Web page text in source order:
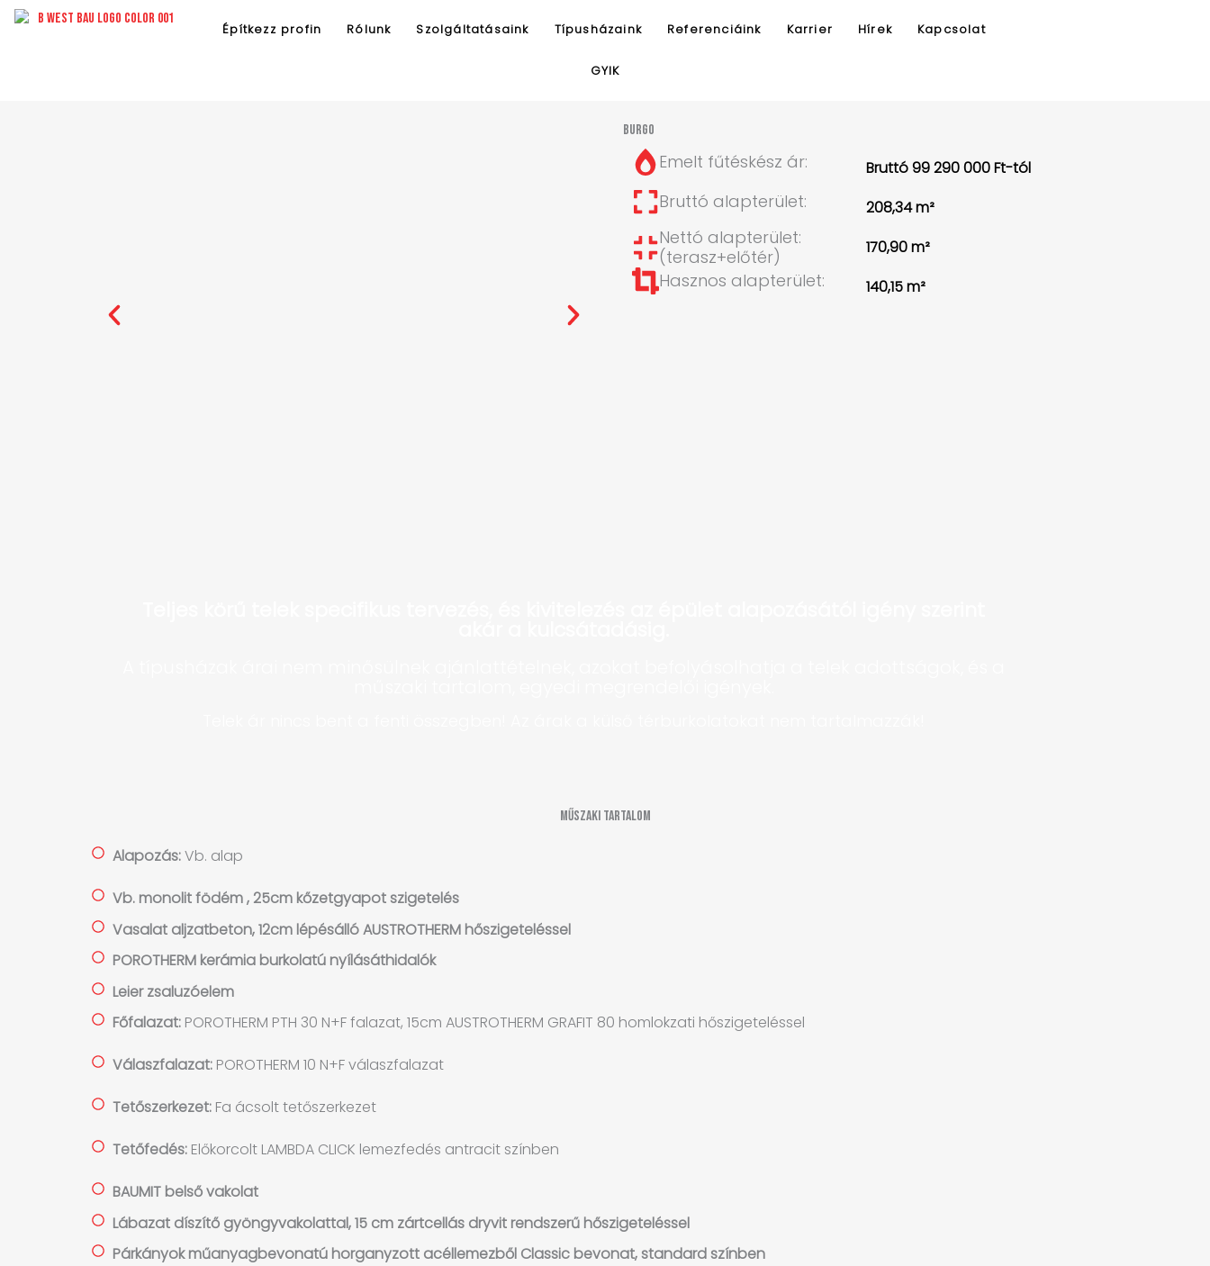
Skip
Építkezz profin Rólunk Szolgáltatásaink Típusházaink Referenciáink Karrier Hírek Kapcsolat
GYIK
burgo
Emelt fűtéskész ár: Bruttó 99 290 000 Ft-tól
Bruttó alapterület: 208,34 m²
Nettó alapterület:
(terasz+előtér)
170,90 m²
Hasznos alapterület: 140,15 m²
Műszaki tartalom
Alapozás:Vb. alap
Vb. monolit födém , 25cm kőzetgyapot szigetelés
Vasalat aljzatbeton, 12cm lépésálló AUSTROTHERM hőszigeteléssel
POROTHERM kerámia burkolatú nyílásáthidalók
Leier zsaluzóelem
Főfalazat: POROTHERM PTH 30 N+F falazat, 15cm AUSTROTHERM GRAFIT 80 homlokzati hőszigeteléssel
Válaszfalazat: POROTHERM 10 N+F válaszfalazat
Tetőszerkezet: Fa ácsolt tetőszerkezet
Tetőfedés: Előkorcolt LAMBDA CLICK lemezfedés antracit színben
BAUMIT belső vakolat
Lábazat díszítő gyöngyvakolattal, 15 cm zártcellás dryvit rendszerű hőszigeteléssel
Párkányok műanyagbevonatú horganyzott acéllemezből Classic bevonat, standard színben